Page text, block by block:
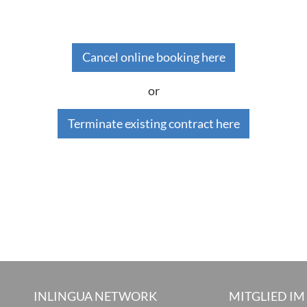
Cancel online booking here
or
Terminate existing contract here
INLINGUA NETWORK MITGLIED IM